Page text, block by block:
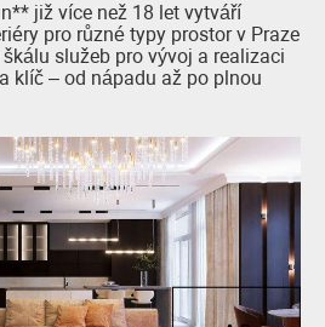
již více než 18 let vytváří
pro různé typy prostor v Praze
služeb pro vývoj a realizaci
klíč – od nápadu až po plnou